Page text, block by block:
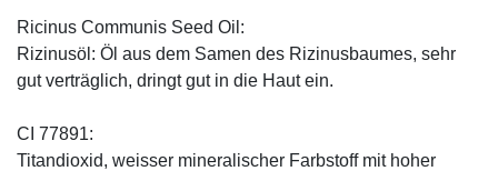
Ricinus Communis Seed Oil:
Rizinusöl: Öl aus dem Samen des Rizinusbaumes, sehr
gut verträglich, dringt gut in die Haut ein.
CI 77891:
Titandioxid, weisser mineralischer Farbstoff mit hoher